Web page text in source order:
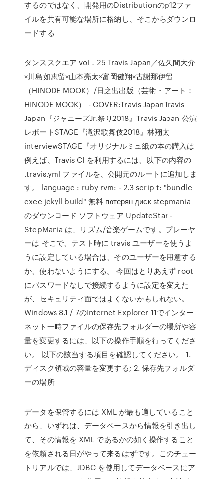
するのではなく、開発用のDistributionのp12ファ
イルを共有可能な場所に格納し、そこからダウンロ
ードする
ダンススクエア vol．25 Travis Japan／佐久間大介
×川島如恵留×山本亮太×富岡健翔×古謝那伊留
（HINODE MOOK）/日之出出版（芸術・アート：
HINODE MOOK） - COVER:Travis JapanTravis
Japan『ジャニーズJr.祭り2018』Travis Japan 公演
レポートSTAGE『滝沢歌舞伎2018』林翔太
interviewSTAGE『オリジナルミュ紙の本の購入は
例えば、Travis CI を利用するには、以下の内容の
.travis.yml ファイルを、公開元のルートに追加しま
す。 language : ruby rvm: - 2.3 scrip t: "bundle
exec jekyll build" 無料 потерян диск stepmania
のダウンロード ソフトウェア UpdateStar -
StepMania は、リズム/音楽ゲームです。プレーヤ
ーは そこで、テスト時に travis ユーザーを使うよ
うに設定している場合は、そのユーザーを用意する
か、使わないようにする。 今回はとりあえず root
にパスワードなしで接続するように設定を変えた
が、セキュリティ面ではよくないかもしれない。
Windows 8.1 / 7のInternet Explorer 11でインター
ネット一時ファイルの保存先フォルダーの場所や容
量を変更するには、以下の操作手順を行ってくださ
い。 以下の該当する項目を確認してください。 1.
ディスク領域の容量を変更する; 2. 保存先フォルダ
ーの場所
データを保管するには XML が最も適していること
から、いずれは、データベースから情報を引き出し
て、その情報を XML であるかの如く操作すること
を依頼される日がやって来るはずです。このチュー
トリアルでは、JDBC を使用してデータベースにア